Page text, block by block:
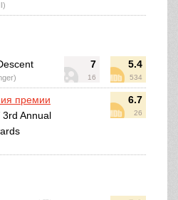
7
16
5.4
534
6.7
26
премии
3rd Annual